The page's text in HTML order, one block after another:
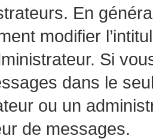
En
modifier
Si
dans le
ou un
de messages.